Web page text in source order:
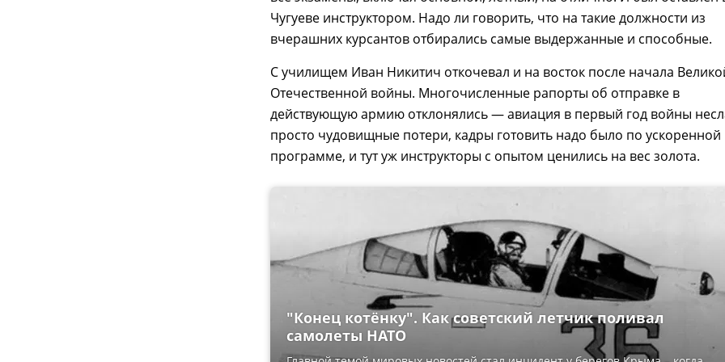
Чугуеве инструктором. Надо ли говорить, что на такие должности из
вчерашних курсантов отбирались самые выдержанные и способные.
С училищем Иван Никитич откочевал и на восток после начала
Отечественной войны. Многочисленные рапорты об отправке в
действующую армию отклонялись — авиация в первый год войны
просто чудовищные потери, кадры готовить надо было по ускоренной
программе, и тут уж инструкторы с опытом ценились на вес золота.
"Конец котёнку". Как советский летчик поливал
самолеты НАТО